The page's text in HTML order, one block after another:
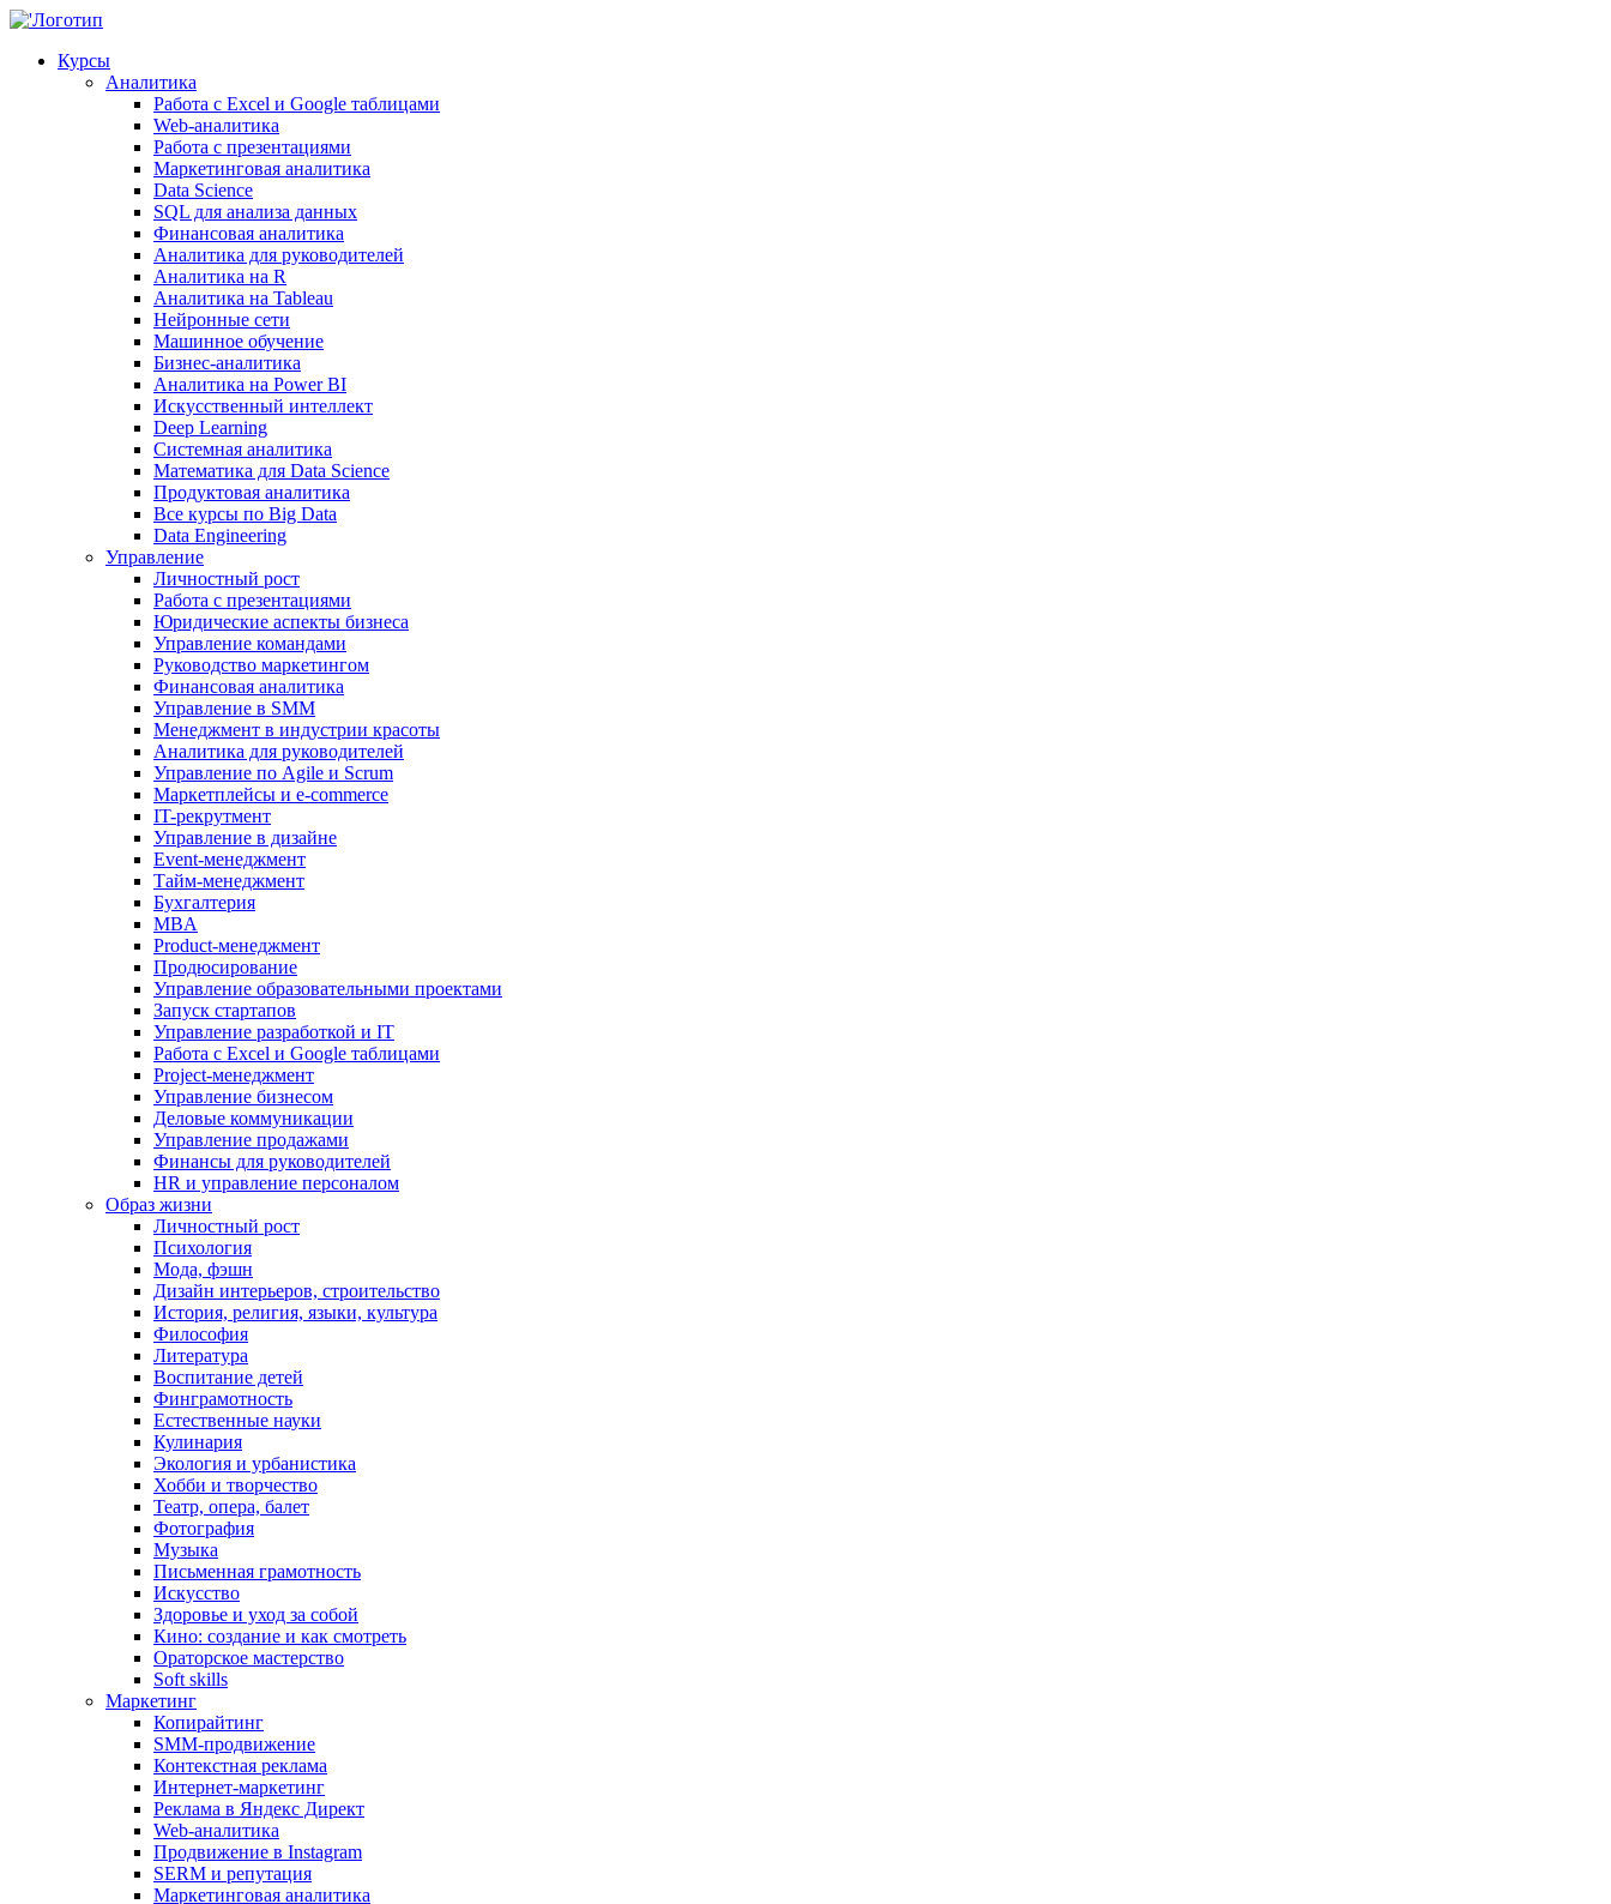
Курсы
Аналитика
Работа с Excel и Google таблицами
Web-аналитика
Работа с презентациями
Маркетинговая аналитика
Data Science
SQL для анализа данных
Финансовая аналитика
Аналитика для руководителей
Аналитика на R
Аналитика на Tableau
Нейронные сети
Машинное обучение
Бизнес-аналитика
Аналитика на Power BI
Искусственный интеллект
Deep Learning
Системная аналитика
Математика для Data Science
Продуктовая аналитика
Все курсы по Big Data
Data Engineering
Управление
Личностный рост
Работа с презентациями
Юридические аспекты бизнеса
Управление командами
Руководство маркетингом
Финансовая аналитика
Управление в SMM
Менеджмент в индустрии красоты
Аналитика для руководителей
Управление по Agile и Scrum
Маркетплейсы и e-commerce
IT-рекрутмент
Управление в дизайне
Event-менеджмент
Тайм-менеджмент
Бухгалтерия
MBA
Product-менеджмент
Продюсирование
Управление образовательными проектами
Запуск стартапов
Управление разработкой и IT
Работа с Excel и Google таблицами
Project-менеджмент
Управление бизнесом
Деловые коммуникации
Управление продажами
Финансы для руководителей
HR и управление персоналом
Образ жизни
Личностный рост
Психология
Мода, фэшн
Дизайн интерьеров, строительство
История, религия, языки, культура
Философия
Литература
Воспитание детей
Финграмотность
Естественные науки
Кулинария
Экология и урбанистика
Хобби и творчество
Театр, опера, балет
Фотография
Музыка
Письменная грамотность
Искусство
Здоровье и уход за собой
Кино: создание и как смотреть
Ораторское мастерство
Soft skills
Маркетинг
Копирайтинг
SMM-продвижение
Контекстная реклама
Интернет-маркетинг
Реклама в Яндекс Директ
Web-аналитика
Продвижение в Instagram
SERM и репутация
Маркетинговая аналитика